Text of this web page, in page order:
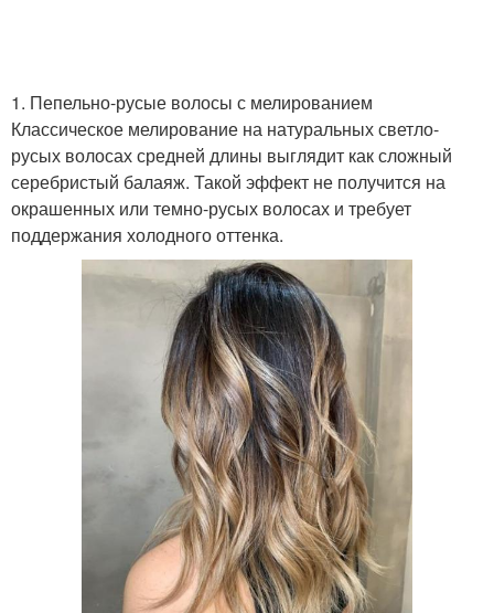
1. Пепельно-русые волосы с мелированием
Классическое мелирование на натуральных светло-
русых волосах средней длины выглядит как сложный
серебристый балаяж. Такой эффект не получится на
окрашенных или темно-русых волосах и требует
поддержания холодного оттенка.